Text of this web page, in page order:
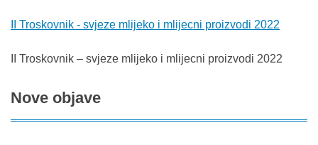
II Troskovnik - svjeze mlijeko i mlijecni proizvodi 2022
II Troskovnik – svjeze mlijeko i mlijecni proizvodi 2022
Nove objave